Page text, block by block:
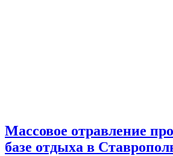
Массовое отравление
базе отдыха в